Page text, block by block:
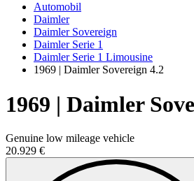
Automobil
Daimler
Daimler Sovereign
Daimler Serie 1
Daimler Serie 1 Limousine
1969 | Daimler Sovereign 4.2
1969 | Daimler
Genuine low mileage vehicle
20.929 €